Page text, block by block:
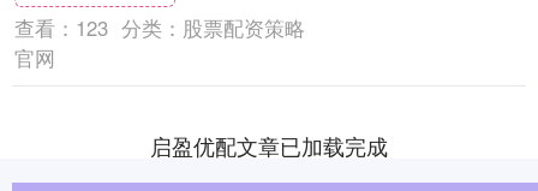
查看： 123 分类： 股票配资策略
官网
启盈优配文章已加载完成